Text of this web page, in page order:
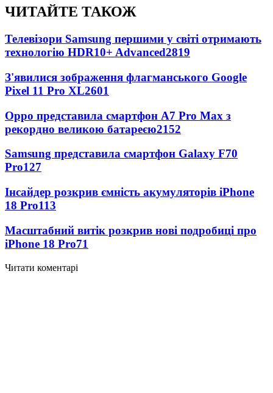
ЧИТАЙТЕ ТАКОЖ
Телевізори Samsung першими у світі отримають
технологію HDR10+ Advanced2819
З'явилися зображення флагманського Google
Pixel 11 Pro XL2601
Oppo представила смартфон A7 Pro Max з
рекордно великою батареєю2152
Samsung представила смартфон Galaxy F70
Pro127
Інсайдер розкрив ємність акумуляторів iPhone
18 Pro113
Масштабний витік розкрив нові подробиці про
iPhone 18 Pro71
Читати коментарі